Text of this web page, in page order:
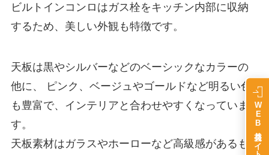
ビルトインコンロはガス栓をキッチン内部に収納
するため、美しい外観も特徴です。
天板は黒やシルバーなどのベーシックなカラーの
他に、 ピンク、ベージュやゴールドなど明るい色
も豊富で、インテリアと合わせやすくなっていま
す。
天板素材はガラスやホーローなど高級感があるも
WEB会員サイト